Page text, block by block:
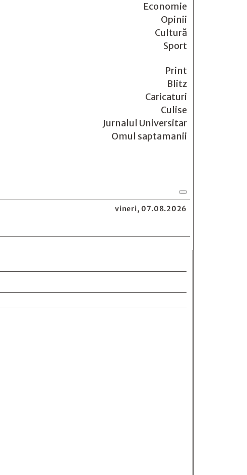
Economie
Opinii
Cultură
Sport
Print
Blitz
Caricaturi
Culise
Jurnalul Universitar
Omul saptamanii
vineri, 07.08.2026